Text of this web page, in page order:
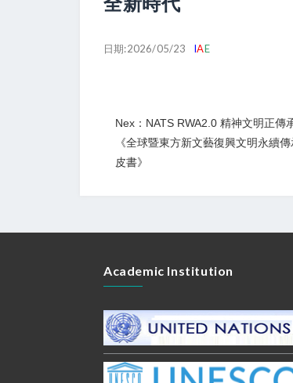
日期:2026/05/23 IAE
Nex：NATS RWA2.0 精神文明正傳
《全球暨東方新文藝復興文明永續傳
皮書》
Academic Institution